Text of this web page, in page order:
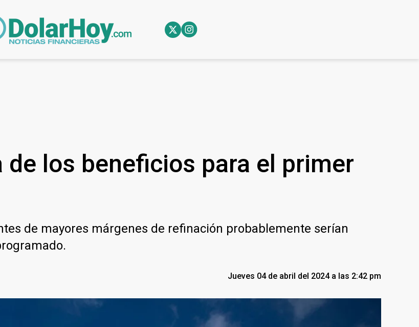
de los beneficios para el primer
de mayores márgenes de refinación probablemente serían
Jueves 04 de abril del 2024 a las 2:42 pm